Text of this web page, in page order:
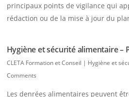
principaux points de vigilance qui
rédaction ou de la mise à jour du
Hygiène et sécurité alimentaire –
CLETA Formation et Conseil | Hygiène et
Comments
Les denrées alimentaires peuvent